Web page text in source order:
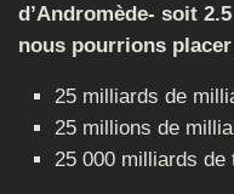
d’Andromède- soit
nous pourrions placer
25 milliards de
25 millions de
25 000 milliards de